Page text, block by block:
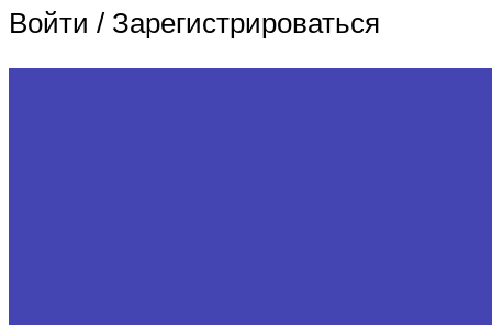
Войти / Зарегистрироваться